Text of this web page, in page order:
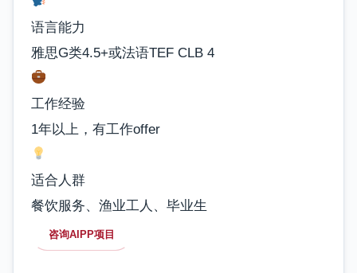
语言能力
雅思G类4.5+或法语TEF CLB 4
工作经验
1年以上，有工作offer
适合人群
餐饮服务、渔业工人、毕业生
咨询AIPP项目